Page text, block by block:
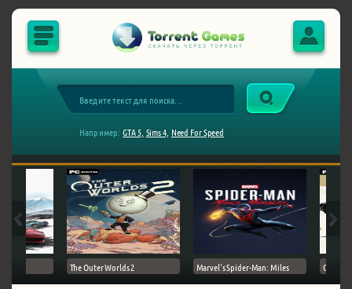
Например: GTA 5, Sims 4, Need For Speed
The Outer Worlds 2 Marvel's Spider-Man: Miles Ghost